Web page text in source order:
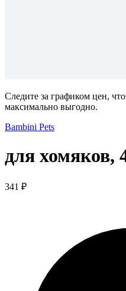
Следите за графиком цен,
максимально выгодно.
Bambini Pets
для хомяков,
341 ₽